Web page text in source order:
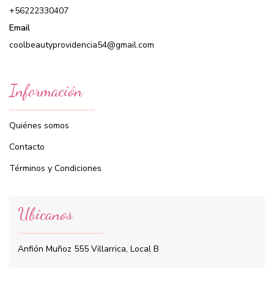
+56222330407
Email
coolbeautyprovidencia54@gmail.com
Información
Quiénes somos
Contacto
Términos y Condiciones
Ubicanos
Anfión Muñoz 555 Villarrica, Local B